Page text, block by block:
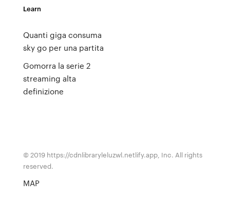
Learn
Quanti giga consuma
sky go per una partita
Gomorra la serie 2
streaming alta
definizione
© 2019 https://cdnlibraryleluzwl.netlify.app, Inc. All rights
reserved.
MAP